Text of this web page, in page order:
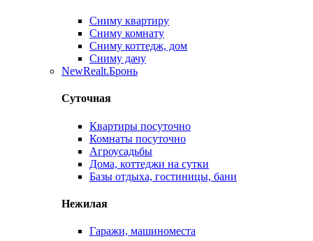
Сниму квартиру
Сниму комнату
Сниму коттедж, дом
Сниму дачу
NewRealt.Бронь
Суточная
Квартиры посуточно
Комнаты посуточно
Агроусадьбы
Дома, коттеджи на сутки
Базы отдыха, гостиницы, бани
Нежилая
Гаражи, машиноместа